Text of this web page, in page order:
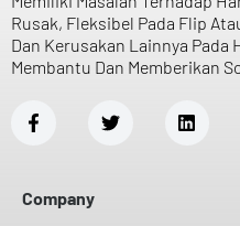
Rusak, Fleksibel Pada Flip
Dan Kerusakan Lainnya Pada
Membantu Dan Memberikan
Company